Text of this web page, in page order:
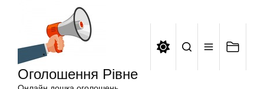
Оголошення Рівне